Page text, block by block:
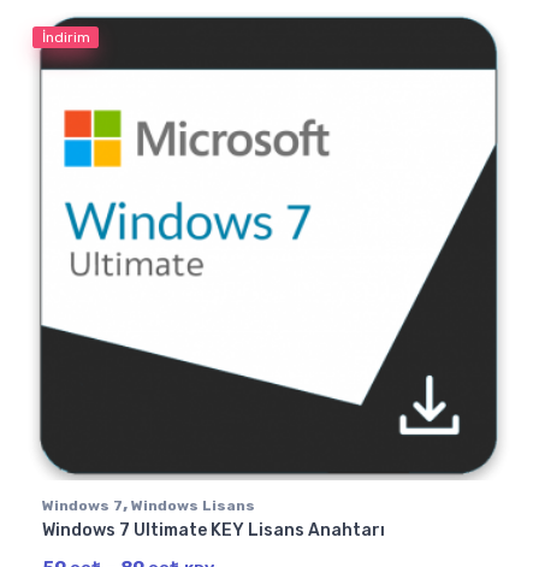
İndirim
Windows 7, Windows Lisans
Windows 7 Ultimate KEY Lisans Anahtarı